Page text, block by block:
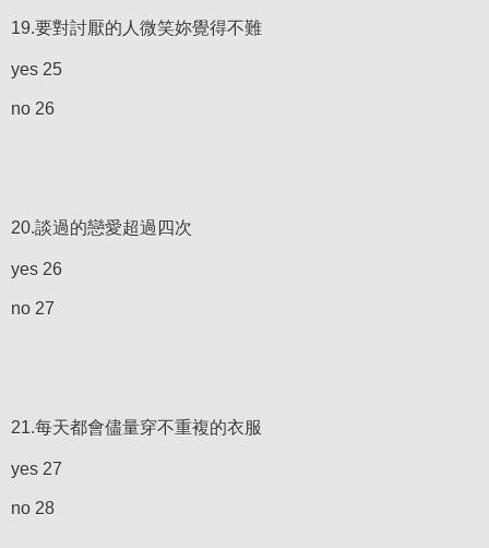
19.要對討厭的人微笑妳覺得不難
yes 25
no 26
20.談過的戀愛超過四次
yes 26
no 27
21.每天都會儘量穿不重複的衣服
yes 27
no 28